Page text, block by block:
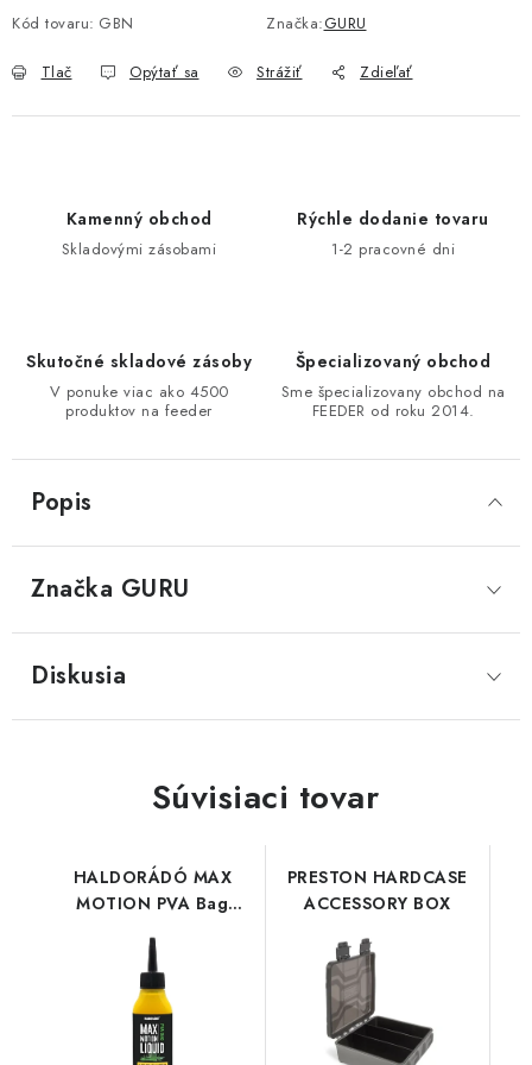
DOPRAVA
VŠEOBECNÉ NARIADENIE O BEZPEČNOSTI
PRODUKTOV (GPSR)
Doprava Navštívte našu predajňu v MARCELOVEJ »
Kód tovaru: GBN Značka:GURU
Tlač Opýtať sa Strážiť Zdieľať
Kamenný obchod
Skladovými zásobami
Rýchle dodanie tovaru
1-2 pracovné dni
Skutočné skladové zásoby
V ponuke viac ako 4500
produktov na feeder
Špecializovaný obchod
Sme špecializovany obchod na
FEEDER od roku 2014.
Popis
Značka GURU
Diskusia
Súvisiaci tovar
HALDORÁDÓ MAX
MOTION PVA Bag
Corn
PRESTON HARDCASE
ACCESSORY BOX